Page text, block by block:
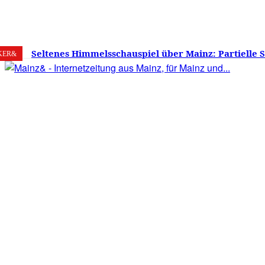
6. August 2026 28.7 Mainz
Seltenes Himmelsschauspiel über Mainz: Partielle
am 12. August 2026 – Sonne zu etwa 88 Prozent